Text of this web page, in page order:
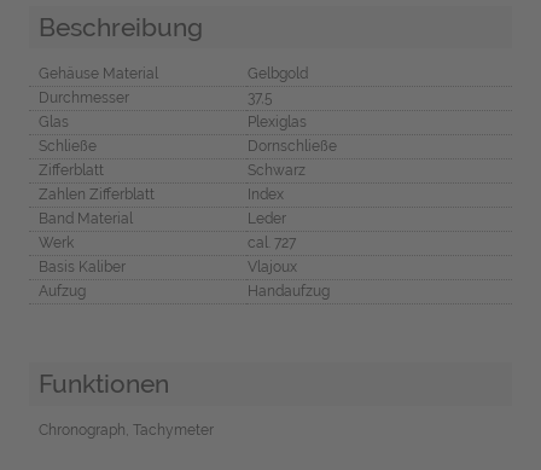
Beschreibung
Gehäuse Material
Gelbgold
Durchmesser
37,5
Glas
Plexiglas
Schließe
Dornschließe
Zifferblatt
Schwarz
Zahlen Zifferblatt
Index
Band Material
Leder
Werk
cal. 727
Basis Kaliber
Vlajoux
Aufzug
Handaufzug
Funktionen
Chronograph, Tachymeter